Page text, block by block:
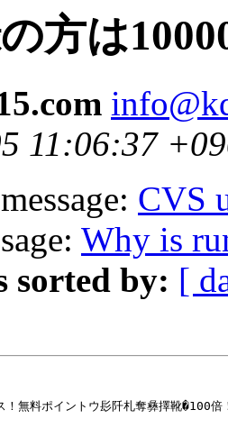
方は
11:06:37
CVS
Why is
sorted by: [
！無料ポイントウ髟阡札奪彝擇靴�100倍